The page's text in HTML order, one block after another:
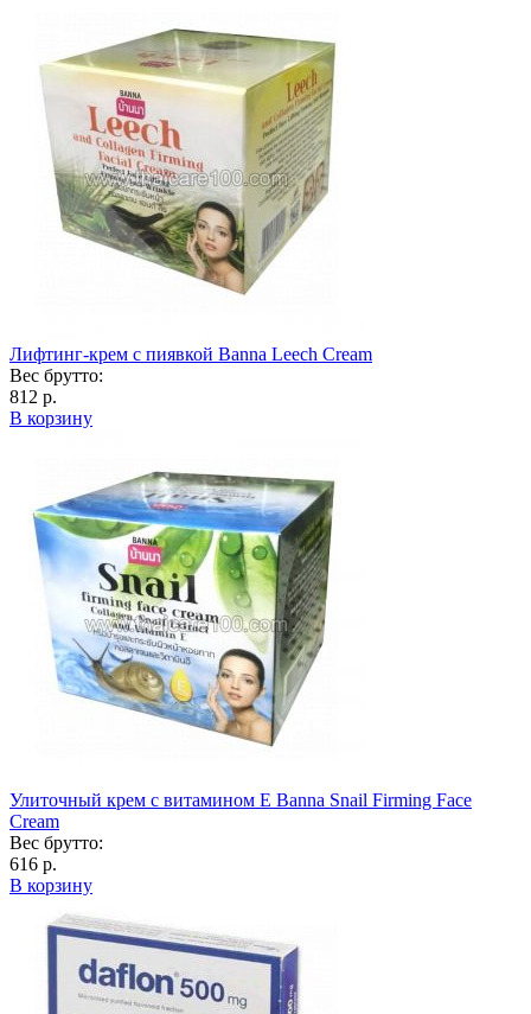
Лифтинг-крем с пиявкой Banna Leech Сream
Вес брутто:
812 р.
В корзину
Улиточный крем с витамином Е Banna Snail Firming Face
Cream
Вес брутто:
616 р.
В корзину